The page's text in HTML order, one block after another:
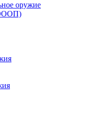
оружие